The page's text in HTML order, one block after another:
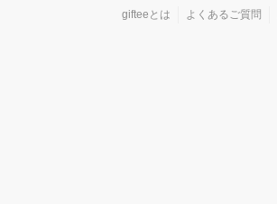
gifteeとは よくあるご質問